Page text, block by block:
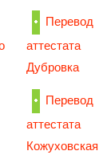
Перевод
аттестата
Дубровка
Перевод
аттестата
Кожуховская